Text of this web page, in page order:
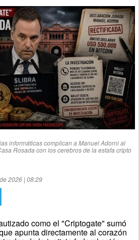
informáticas complican a Manuel Adorni al
Rosada con los cerebros de la estafa cripto
2026 | 08:29
como el "Criptogate" sumó
apunta directamente al corazón